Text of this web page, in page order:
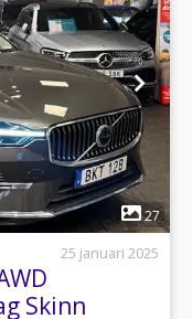
27
25 januari 2025
Skinn